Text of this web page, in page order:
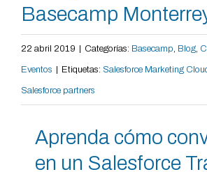
Basecamp
22 abril 2019 Categorías: Basecamp, Blog,
Eventos Etiquetas: Salesforce Marketing
Salesforce partners
Aprenda cómo
en un Salesforce